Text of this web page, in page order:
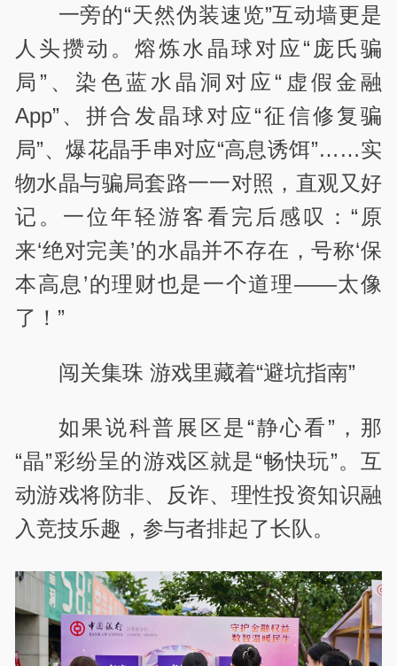
一旁的“天然伪装速览”互动墙更是
人头攒动。熔炼水晶球对应“庞氏骗
局”、染色蓝水晶洞对应“虚假金融
App”、拼合发晶球对应“征信修复骗
局”、爆花晶手串对应“高息诱饵”……实
物水晶与骗局套路一一对照，直观又好
记。一位年轻游客看完后感叹：“原
来‘绝对完美’的水晶并不存在，号称‘保
本高息’的理财也是一个道理——太像
了！”
闯关集珠 游戏里藏着“避坑指南”
如果说科普展区是“静心看”，那
“晶”彩纷呈的游戏区就是“畅快玩”。互
动游戏将防非、反诈、理性投资知识融
入竞技乐趣，参与者排起了长队。